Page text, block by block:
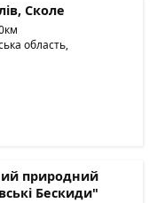
Сколе
область,
природний
Бескиди"